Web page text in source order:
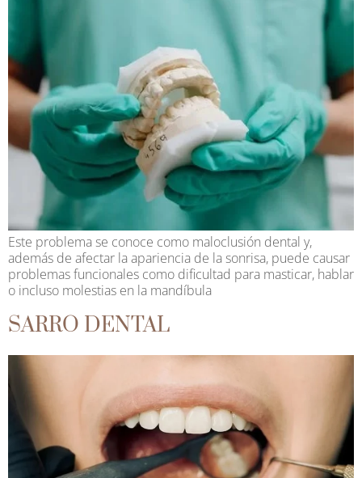
Este problema se conoce como maloclusión dental y,
además de afectar la apariencia de la sonrisa, puede causar
problemas funcionales como dificultad para masticar, hablar
o incluso molestias en la mandíbula
SARRO DENTAL